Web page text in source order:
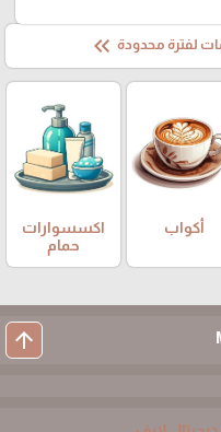
لفترة محدودة keyboard_double_arrow_left
أكواب
اكسسوارات
حمام
arrow_upward